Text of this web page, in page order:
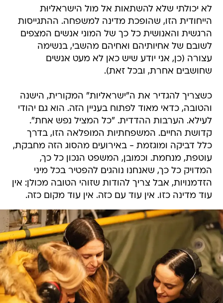
לא יכולתי שלא להשתאות אל מול הישראליוּת
הייחודית הזו, שהופכת מדינה למשפחה. ההתגייסות
הרגשית והאנושית כל כך של המוני אנשים המצפים
לשובם של אחיותיהם ואחיהם מהשבי, בנשימה
עצורה (כן, אני יודע שיש כאן לא מעט אנשים
שחושבים אחרת, ובכל זאת).
כשצריך להגדיר את ה"ישראליות" המקורית, הישנה
והטובה, כדאי מאוד לפתוח בעניין הזה. הוא גם יהודי
לעילא. הערבות ההדדית. "כל המציל נפש אחת".
קדושת החיים. המשפחתיות המופלאה הזו, בדרך
כלל דביקה ומוגזמת - באירועים מהסוג הזה מחבקת,
עוטפת, מנחמת. וכמובן, המשפט הנכון כל כך,
המדויק כל כך, שאנחנו נוהגים להפטיר בכל מיני
הזדמנויות, אבל צריך להודות שזוהי הטובה מכולן: אין
עוד מדינה כזו. אין עוד עם כזה. אין עוד מקום כזה.